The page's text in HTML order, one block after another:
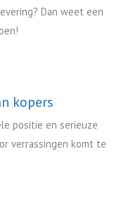
Dan weet een
kopers
positie en serieuze
verrassingen komt te